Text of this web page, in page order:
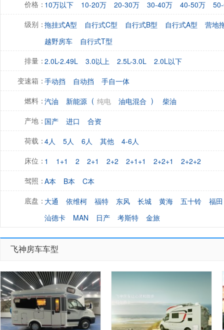
价格：10万以下 10-20万 20-30万 30-40万 40-50万
级别：拖挂式A型 自行式C型 自行式B型 自行式A型
营地
越野房车
自行式T型
排量：2.0L-2.49L 3.0以上 2.5L-3.0L 2.0L以下
变速箱：手动挡 自动挡 手自一体
燃料：汽油 新能源 ( 纯电 油电混合 ) 柴油
产地：国产 进口 合资
荷载：4人 5人 6人 其他 4-6人
床位：1 1+1 2 2+1 2+2 2+1+1 2+2+1 2+2+2
驾照：A本 B本 C本
底盘：大通 依维柯 福特 东风 长城 黄海 五十铃
福田
汕德卡
MAN 日产 考斯特 金旅
飞神房车车型